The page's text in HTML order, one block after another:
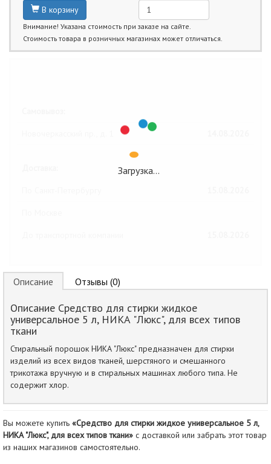
В корзину
Внимание! Указана стоимость при заказе на сайте.
Стоимость товара в розничных магазинах может отличаться.
Загрузка…
Описание Отзывы (0)
Описание Средство для стирки жидкое
универсальное 5 л, НИКА "Люкс", для всех типов
ткани
Стиральный порошок НИКА "Люкс" предназначен для стирки
изделий из всех видов тканей, шерстяного и смешанного
трикотажа вручную и в стиральных машинах любого типа. Не
содержит хлор.
Вы можете купить «Средство для стирки жидкое универсальное 5 л,
НИКА "Люкс", для всех типов ткани» с доставкой или забрать этот товар
из наших магазинов самостоятельно.